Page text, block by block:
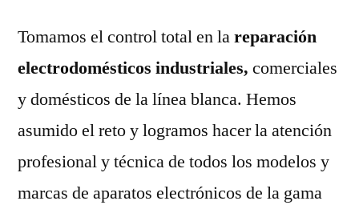
Tomamos el control total en lareparación
electrodomésticos industriales, comerciales
y domésticos de la línea blanca. Hemos
asumido el reto y logramos hacer la atención
profesional y técnica de todos los modelos y
marcas de aparatos electrónicos de la gama